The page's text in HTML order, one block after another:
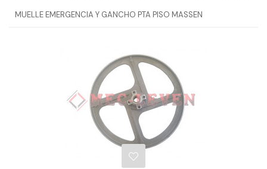
MUELLE EMERGENCIA Y GANCHO PTA PISO MASSEN